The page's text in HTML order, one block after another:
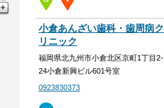
小倉あんざい歯科・歯周病ク
リニック
福岡県北九州市小倉北区京町1丁目2-
24小倉新興ビル601号室
0923830373